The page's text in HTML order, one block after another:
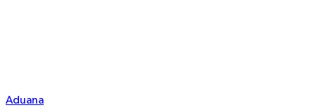
Aduana